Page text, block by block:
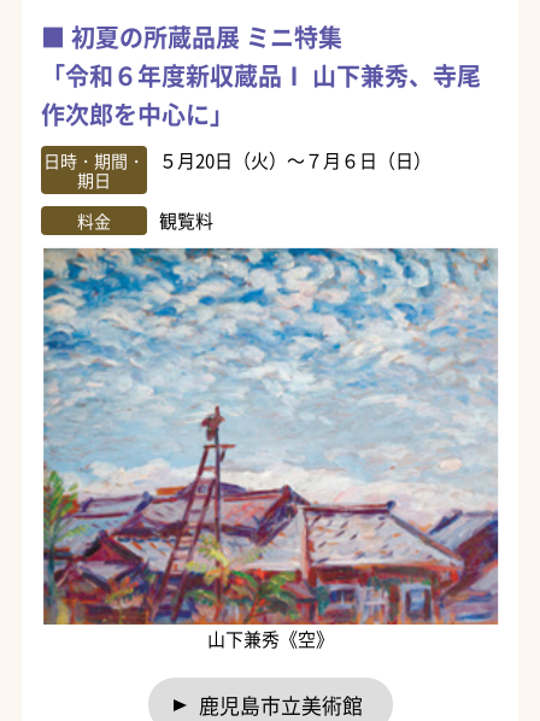
初夏の所蔵品展 ミニ特集
「令和６年度新収蔵品Ⅰ 山下兼秀、寺尾
作次郎を中心に」
日時・期間・
期日
５月20日（火）～７月６日（日）
料金 観覧料
山下兼秀《空》
鹿児島市立美術館